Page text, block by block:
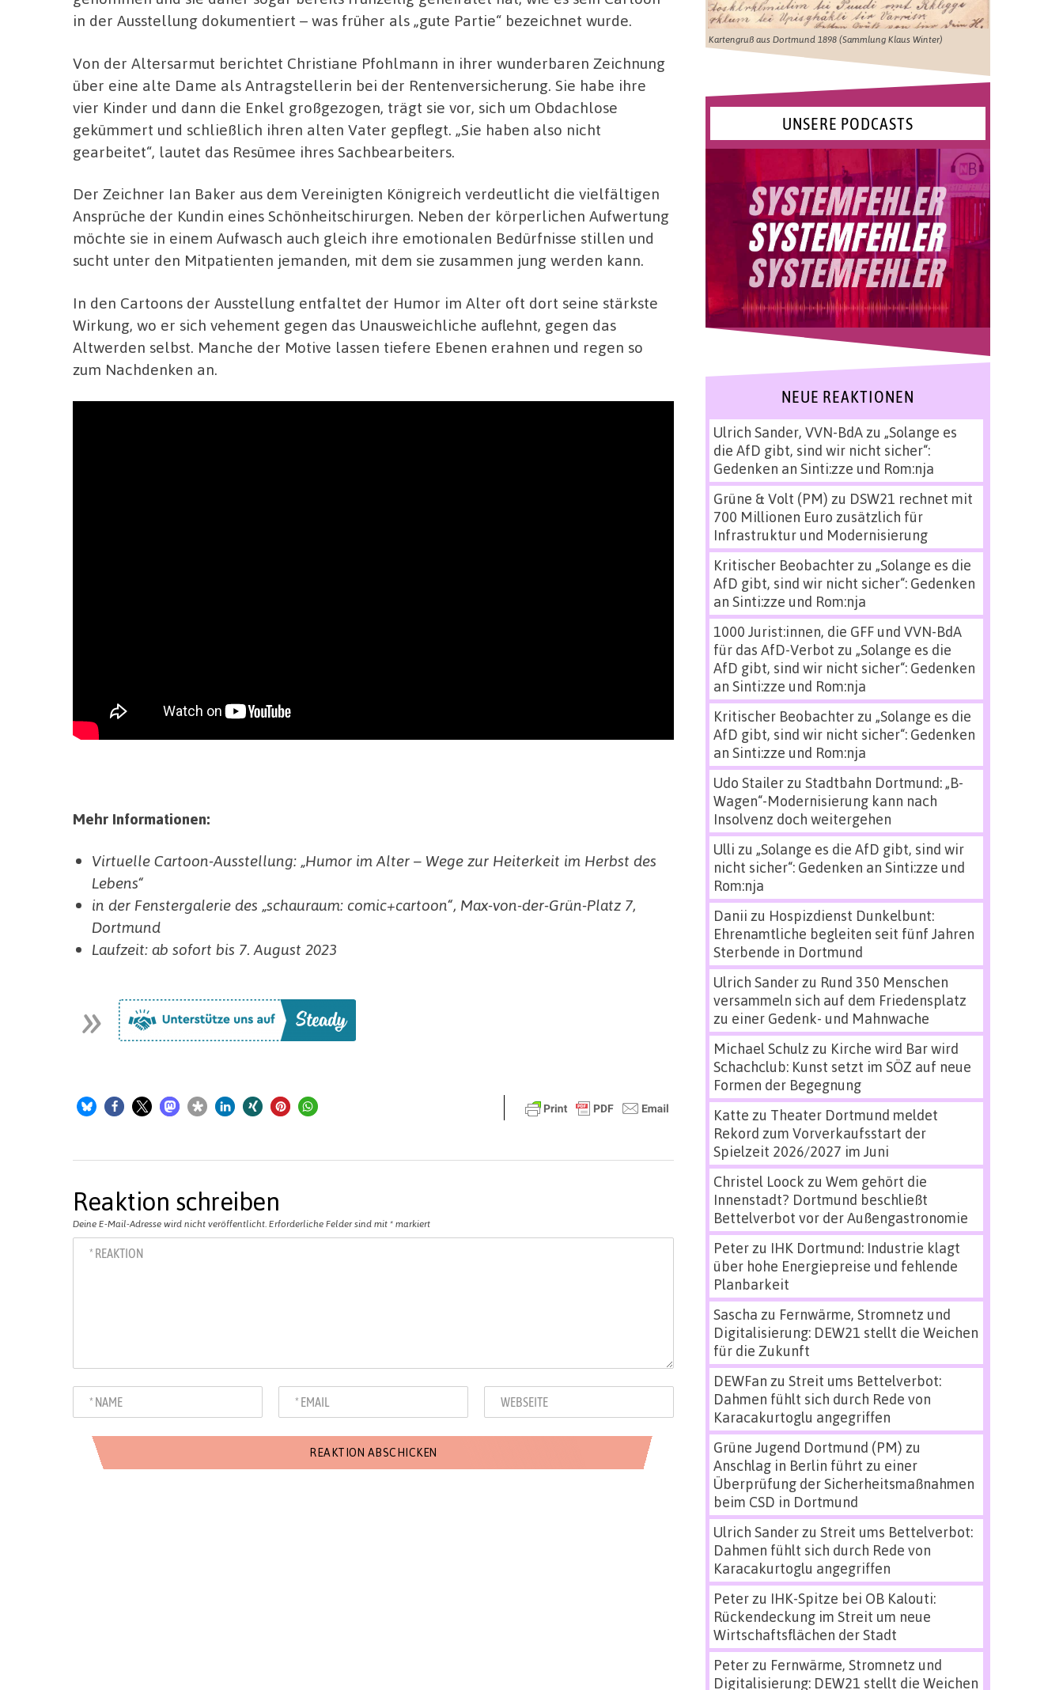
in der Ausstellung dokumentiert – was früher als „gute Partie“ bezeichnet wurde.
Von der Altersarmut berichtet Christiane Pfohlmann in ihrer wunderbaren Zeichnung
über eine alte Dame als Antragstellerin bei der Rentenversicherung. Sie habe ihre
vier Kinder und dann die Enkel großgezogen, trägt sie vor, sich um Obdachlose
gekümmert und schließlich ihren alten Vater gepflegt. „Sie haben also nicht
gearbeitet“, lautet das Resümee ihres Sachbearbeiters.
Der Zeichner Ian Baker aus dem Vereinigten Königreich verdeutlicht die vielfältigen
Ansprüche der Kundin eines Schönheitschirurgen. Neben der körperlichen Aufwertung
möchte sie in einem Aufwasch auch gleich ihre emotionalen Bedürfnisse stillen und
sucht unter den Mitpatienten jemanden, mit dem sie zusammen jung werden kann.
In den Cartoons der Ausstellung entfaltet der Humor im Alter oft dort seine stärkste
Wirkung, wo er sich vehement gegen das Unausweichliche auflehnt, gegen das
Altwerden selbst. Manche der Motive lassen tiefere Ebenen erahnen und regen so
zum Nachdenken an.
Mehr Informationen:
Virtuelle Cartoon-Ausstellung: „Humor im Alter – Wege zur Heiterkeit im Herbst des
Lebens“
in der Fenstergalerie des „schauraum: comic+cartoon“, Max-von-der-Grün-Platz 7,
Dortmund
Laufzeit: ab sofort bis 7. August 2023
Reaktion schreiben
Deine E-Mail-Adresse wird nicht veröffentlicht. Erforderliche Felder sind mit * markiert
Kartengruß aus Dortmund 1898 (Sammlung Klaus Winter)
UNSERE PODCASTS
NEUE REAKTIONEN
Ulrich Sander, VVN-BdAzu „Solange es
die AfD gibt, sind wir nicht sicher“:
Gedenken an Sinti:zze und Rom:nja
Grüne & Volt (PM) zu DSW21 rechnet mit
700 Millionen Euro zusätzlich für
Infrastruktur und Modernisierung
Kritischer Beobachterzu „Solange es die
AfD gibt, sind wir nicht sicher“: Gedenken
an Sinti:zze und Rom:nja
1000 Jurist:innen, die GFF und VVN-BdA
für das AfD-Verbot zu „Solange es die
AfD gibt, sind wir nicht sicher“: Gedenken
an Sinti:zze und Rom:nja
Kritischer Beobachterzu „Solange es die
AfD gibt, sind wir nicht sicher“: Gedenken
an Sinti:zze und Rom:nja
Udo Stailerzu Stadtbahn Dortmund: „B-
Wagen“-Modernisierung kann nach
Insolvenz doch weitergehen
Ulli zu „Solange es die AfD gibt, sind wir
nicht sicher“: Gedenken an Sinti:zze und
Rom:nja
Danii zu Hospizdienst Dunkelbunt:
Ehrenamtliche begleiten seit fünf Jahren
Sterbende in Dortmund
Ulrich Sanderzu Rund 350 Menschen
versammeln sich auf dem Friedensplatz
zu einer Gedenk- und Mahnwache
Michael Schulz zu Kirche wird Bar wird
Schachclub: Kunst setzt im SÖZ auf neue
Formen der Begegnung
Katte zu Theater Dortmund meldet
Rekord zum Vorverkaufsstart der
Spielzeit 2026/2027 im Juni
Christel Loock zu Wem gehört die
Innenstadt? Dortmund beschließt
Bettelverbot vor der Außengastronomie
Peterzu IHK Dortmund: Industrie klagt
über hohe Energiepreise und fehlende
Planbarkeit
Sascha zu Fernwärme, Stromnetz und
Digitalisierung: DEW21 stellt die Weichen
für die Zukunft
DEWFan zu Streit ums Bettelverbot:
Dahmen fühlt sich durch Rede von
Karacakurtoglu angegriffen
Grüne Jugend Dortmund (PM) zu
Anschlag in Berlin führt zu einer
Überprüfung der Sicherheitsmaßnahmen
beim CSD in Dortmund
Ulrich Sanderzu Streit ums Bettelverbot:
Dahmen fühlt sich durch Rede von
Karacakurtoglu angegriffen
Peterzu IHK-Spitze bei OB Kalouti:
Rückendeckung im Streit um neue
Wirtschaftsflächen der Stadt
Peterzu Fernwärme, Stromnetz und
Digitalisierung: DEW21 stellt die Weichen